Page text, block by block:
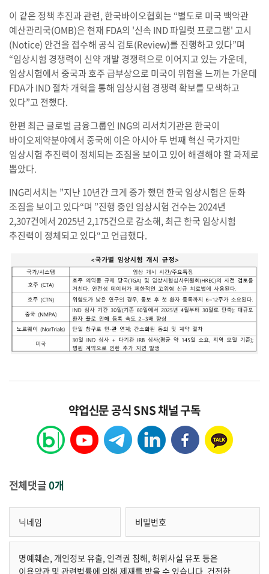
이 같은 정책 추진과 관련, 한국바이오협회는 “별도로 미국 백악관
예산관리국(OMB)은 현재 FDA의 '신속 IND 파일럿 프로그램' 고시
(Notice) 안건을 접수해 공식 검토(Review)를 진행하고 있다”며
“임상시험 경쟁력이 신약 개발 경쟁력으로 이어지고 있는 가운데,
임상시험에서 중국과 호주 급부상으로 미국이 위협을 느끼는 가운데
FDA가 IND 절차 개혁을 통해 임상시험 경쟁력 확보를 모색하고
있다”고 전했다.
한편 최근 글로벌 금융그룹인 ING의 리서치기관은 한국이
바이오제약분야에서 중국에 이은 아시아 두 번째 혁신 국가지만
임상시험 추진력이 정체되는 조짐을 보이고 있어 해결해야 할 과제로
뽑았다.
ING리서치는 ”지난 10년간 크게 증가 했던 한국 임상시험은 둔화
조짐을 보이고 있다“며 ”진행 중인 임상시험 건수는 2024년
2,307건에서 2025년 2,175건으로 감소해, 최근 한국 임상시험
추진력이 정체되고 있다“고 언급했다.
약업신문 공식 SNS 채널 구독
전체댓글0개